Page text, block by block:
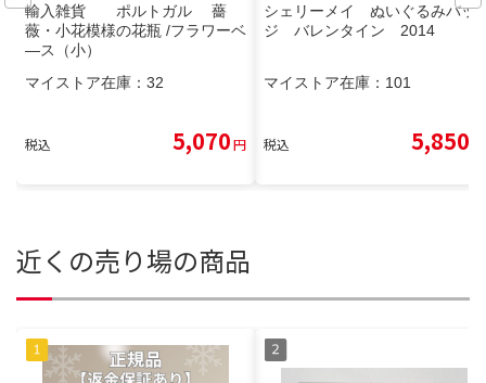
輸入雑貨 ポルトガル 薔
薇・小花模様の花瓶 /フラワーベ
―ス（小）
マイストア在庫： 32
税込 5,070円
シェリーメイ ぬいぐるみバッ
ジ バレンタイン 2014
マイストア在庫： 101
税込 5,850
近くの売り場の商品